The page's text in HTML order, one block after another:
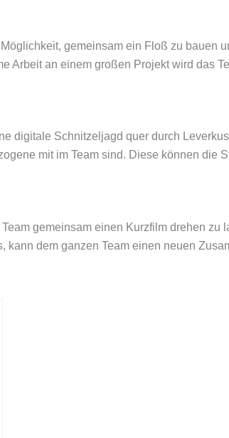
gemeinsam ein Floß zu bauen
Arbeit an einem großen Projekt wird das
digitale Schnitzeljagd quer durch
mit im Team sind. Diese können
gemeinsam einen Kurzfilm drehen
kann dem ganzen Team einen neuen